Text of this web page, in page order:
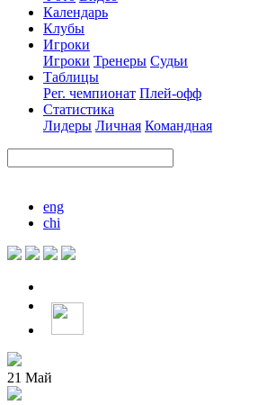
Календарь
Клубы
Игроки
Игроки Тренеры Судьи
Таблицы
Рег. чемпионат Плей-офф
Статистика
Лидеры Личная Командная
eng
chi
21 Май